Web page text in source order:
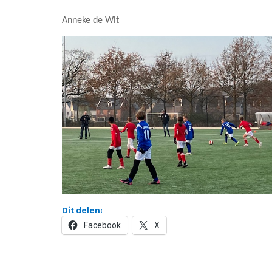
Anneke de Wit
Dit delen:
Facebook X